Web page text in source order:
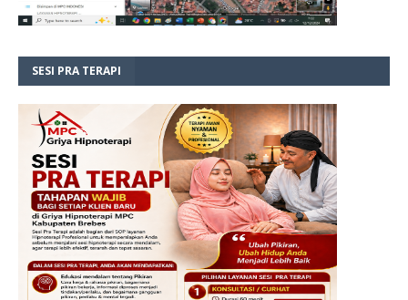
SESI PRA TERAPI